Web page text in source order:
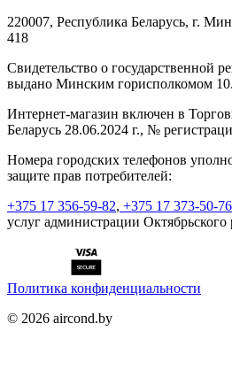
220007, Республика Беларусь, г.
418
Cвидетельство о государственной
выдано Минским горисполкомом
Интернет-магазин включен в
Беларусь 28.06.2024 г., №
Номера городских телефонов
защите прав потребителей:
+375 17 356-59-82, +375 17 373-50-76
услуг администрации
Политика конфиденциальности
© 2026 aircond.by